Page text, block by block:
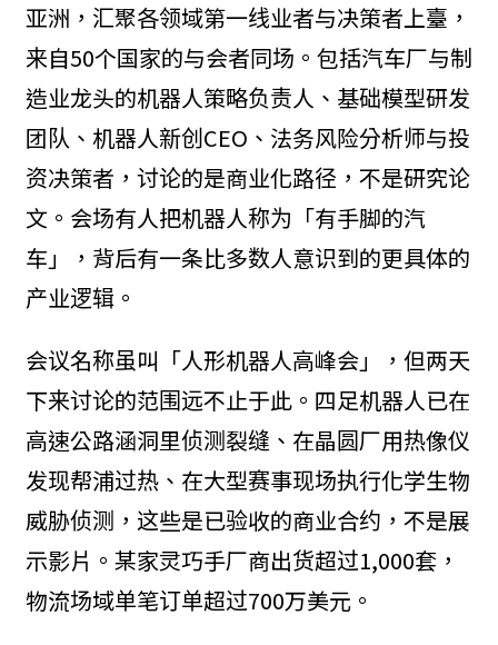
亚洲，汇聚各领域第一线业者与决策者上臺，
来自50个国家的与会者同场。包括汽车厂与制
造业龙头的机器人策略负责人、基础模型研发
团队、机器人新创CEO、法务风险分析师与投
资决策者，讨论的是商业化路径，不是研究论
文。会场有人把机器人称为「有手脚的汽
车」，背后有一条比多数人意识到的更具体的
产业逻辑。
会议名称虽叫「人形机器人高峰会」，但两天
下来讨论的范围远不止于此。四足机器人已在
高速公路涵洞里侦测裂缝、在晶圆厂用热像仪
发现帮浦过热、在大型赛事现场执行化学生物
威胁侦测，这些是已验收的商业合约，不是展
示影片。某家灵巧手厂商出货超过1,000套，
物流场域单笔订单超过700万美元。